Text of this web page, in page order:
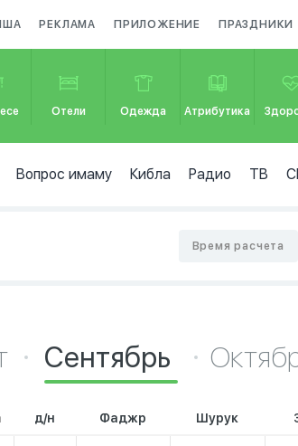
РЕКЛАМА ПРИЛОЖЕНИЕ ПРАЗДНИКИ
Отели Одежда Атрибутика
Вопрос имаму Кибла Радио ТВ
Время расчета
Сентябрь
д/н Фаджр Шурук